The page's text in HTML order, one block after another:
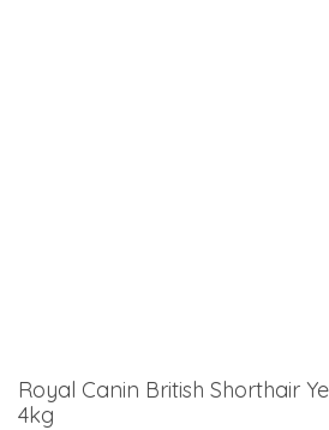
Royal Canin British Shorthair
4kg